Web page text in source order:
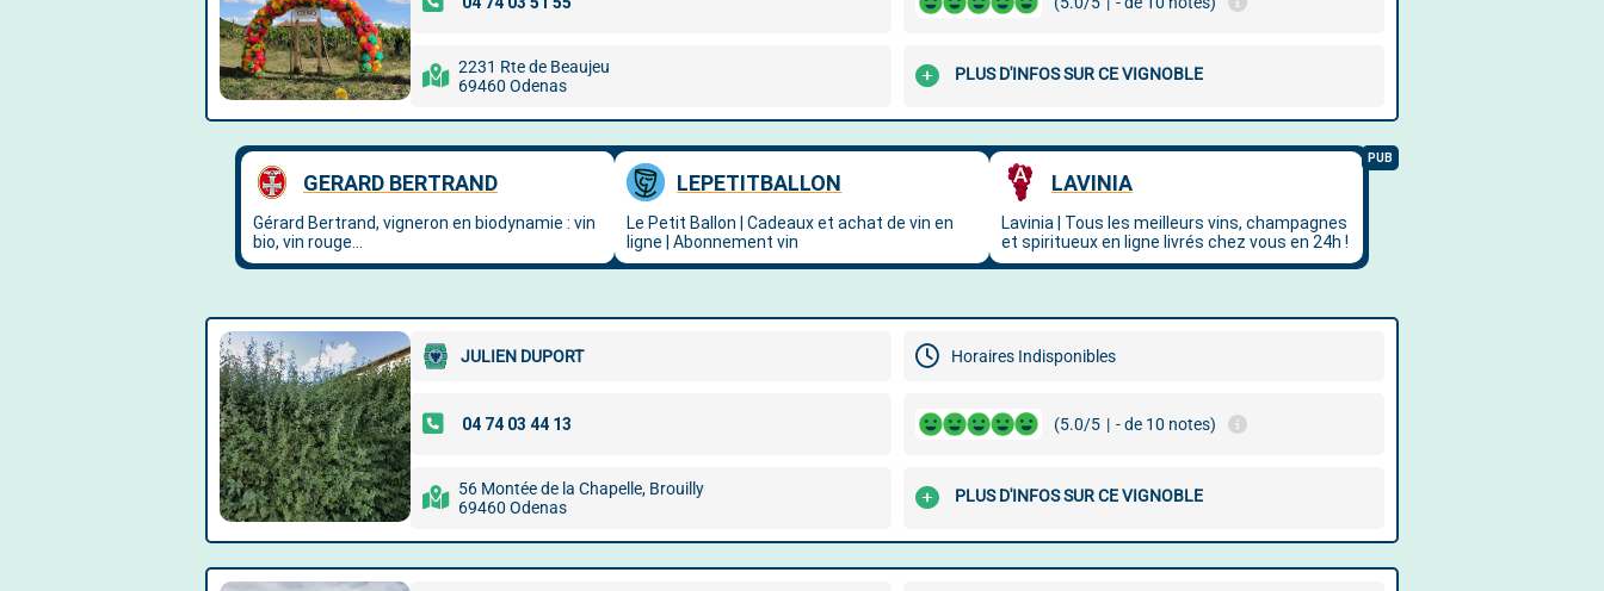
2231 Rte de Beaujeu
69460 Odenas
PLUS D'INFOS SUR CE VIGNOBLE
JULIEN DUPORT Horaires Indisponibles
(5.0/5 | - de 10 notes)
56 Montée de la Chapelle, Brouilly
69460 Odenas
PLUS D'INFOS SUR CE VIGNOBLE